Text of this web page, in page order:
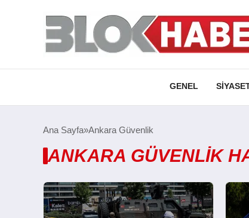
GENEL
Ana Sayfa Ankara Güvenlik
ANKARA GÜVENLIK